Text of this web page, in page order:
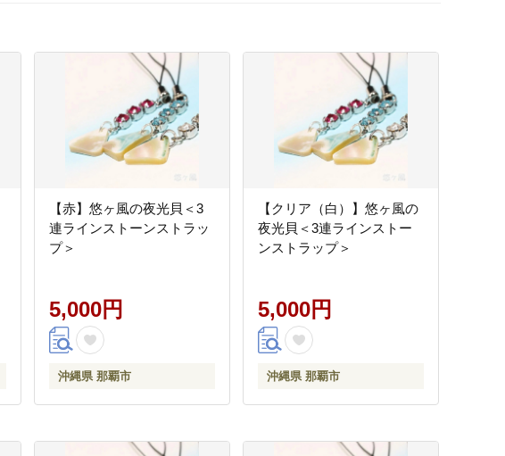
【赤】悠ヶ風の夜光貝＜3
連ラインストーンストラッ
プ＞
5,000円
沖縄県 那覇市
【クリア（白）】悠ヶ風の
夜光貝＜3連ラインストー
ンストラップ＞
5,000円
沖縄県 那覇市